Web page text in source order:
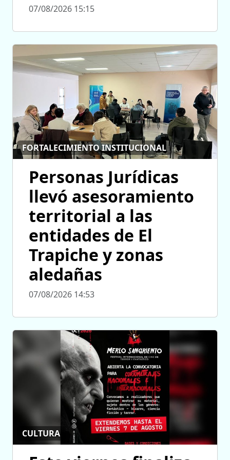
07/08/2026 15:15
FORTALECIMIENTO INSTITUCIONAL
Personas Jurídicas
llevó asesoramiento
territorial a las
entidades de El
Trapiche y zonas
aledañas
07/08/2026 14:53
CULTURA